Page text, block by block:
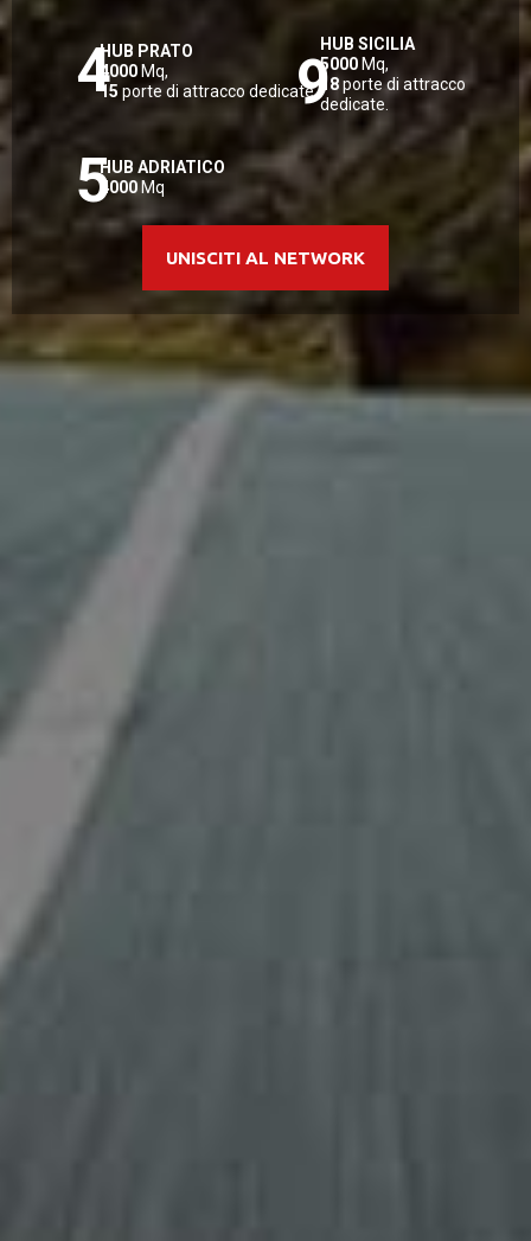
4HUB PRATO
4000Mq,
15 porte di attracco dedicate.
5HUB ADRIATICO
4000Mq
9
HUB SICILIA
5000Mq,
18porte di attracco
dedicate.
UNISCITI AL NETWORK